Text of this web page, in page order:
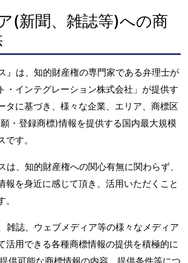
(新聞、雑誌等)への商
』は、知的財産権の専門家である弁理士が
・インテグレーション株式会社」が提供す
タに基づき、様々な企業、エリア、商標区
・登録商標)情報を提供する国内最大規模
す。
は、知的財産権への関心有無に関わらず、
報を身近に感じて頂き、活用いただくこと
雑誌、ウェブメディア等の様々なメディア
活用できる各種商標情報の提供を積極的に
供可能な商標情報の内容、提供条件等につ